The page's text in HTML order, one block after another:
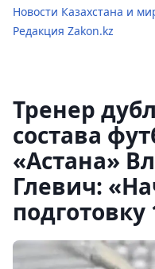
Новости Казахстана и
Редакция Zakon.kz
Тренер
состава
«Астана»
Глевич:
подготовку